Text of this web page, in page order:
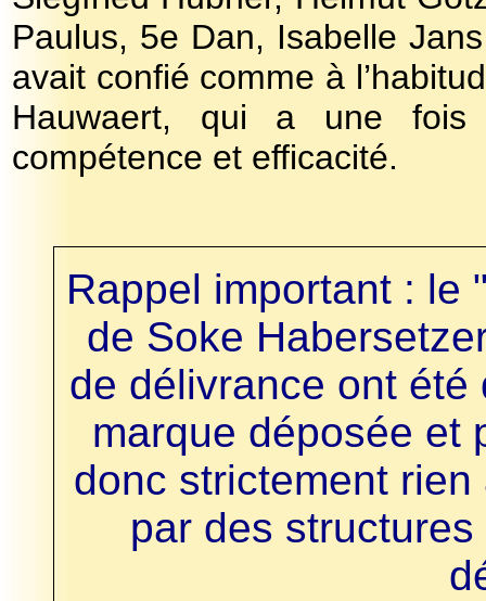
Paulus, 5e Dan, Isabelle
avait confié comme à
Hauwaert, qui a une
compétence et efficacité.
Rappel important : le
de Soke
de délivrance ont
marque déposée et
donc strictement
par des